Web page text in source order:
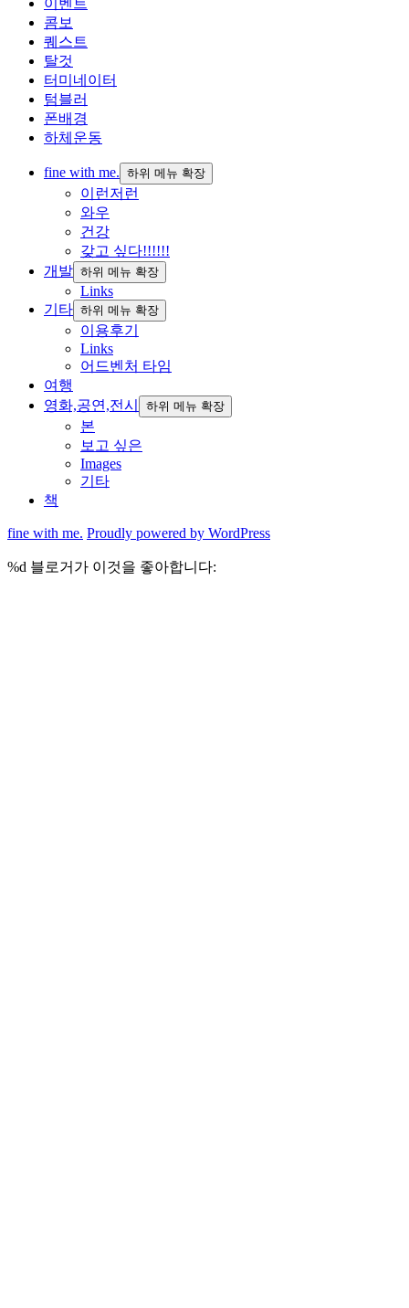
이벤트
콤보
퀘스트
탈것
터미네이터
텀블러
폰배경
하체운동
fine with me. 하위 메뉴 확장
이런저런
와우
건강
갖고 싶다!!!!!!
개발 하위 메뉴 확장
Links
기타 하위 메뉴 확장
이용후기
Links
어드벤처 타임
여행
영화,공연,전시
하위 메뉴 확장
본
보고 싶은
Images
기타
책
fine with me. Proudly powered by WordPress
%d 블로거가 이것을 좋아합니다: